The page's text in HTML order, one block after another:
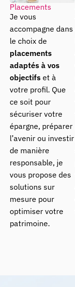
Placements
Je vous
accompagne dans
le choix de
placements
adaptés à vos
objectifs et à
votre profil. Que
ce soit pour
sécuriser votre
épargne, préparer
l’avenir ou investir
de manière
responsable, je
vous propose des
solutions sur
mesure pour
optimiser votre
patrimoine.